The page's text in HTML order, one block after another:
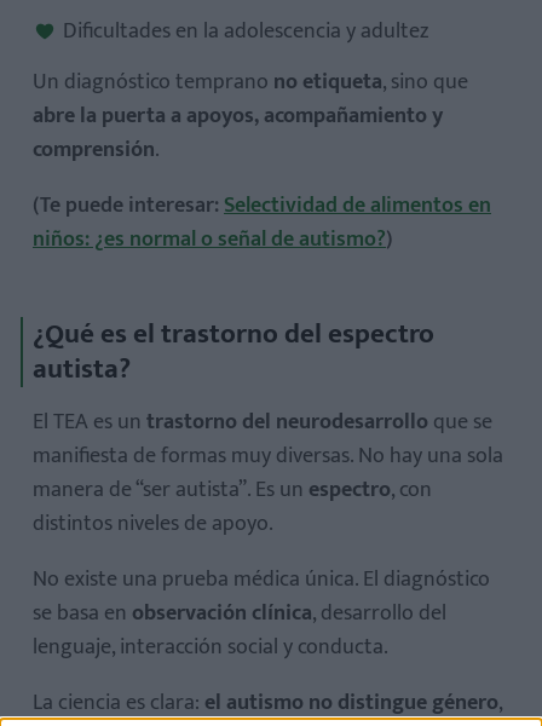
Dificultades en la adolescencia y adultez
Un diagnóstico temprano no etiqueta, sino que
abre la puerta a apoyos, acompañamiento y
comprensión.
(Te puede interesar:Selectividad de alimentos en
niños: ¿es normal o señal de autismo?)
¿Qué es el trastorno del espectro
autista?
El TEA es un trastorno del neurodesarrollo que se
manifiesta de formas muy diversas. No hay una sola
manera de “ser autista”. Es un espectro, con
distintos niveles de apoyo.
No existe una prueba médica única. El diagnóstico
se basa en observación clínica, desarrollo del
lenguaje, interacción social y conducta.
La ciencia es clara: el autismo no distingue género,